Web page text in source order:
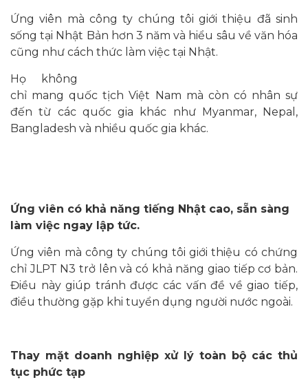
Ứng viên mà công ty chúng tôi giới thiệu đã sinh
sống tại Nhật Bản hơn 3 năm và hiểu sâu về văn hóa
cũng như cách thức làm việc tại Nhật.
Họ không
chỉ mang quốc tịch Việt Nam mà còn có nhân sự
đến từ các quốc gia khác như Myanmar, Nepal,
Bangladesh và nhiều quốc gia khác.
Ứng viên có khả năng tiếng Nhật cao, sẵn sàng
làm việc ngay lập tức.
Ứng viên mà công ty chúng tôi giới thiệu có chứng
chỉ JLPT N3 trở lên và có khả năng giao tiếp cơ bản.
Điều này giúp tránh được các vấn đề về giao tiếp,
điều thường gặp khi tuyển dụng người nước ngoài.
Thay mặt doanh nghiệp xử lý toàn bộ các thủ
tục phức tạp